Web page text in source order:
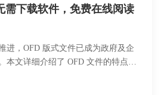
需下载软件，免费在线阅读
进，OFD 版式文件已成为政府及企
本文详细介绍了 OFD 文件的特点、
点教程如何使用浙舟软件提供的
ofdview）实现快速、